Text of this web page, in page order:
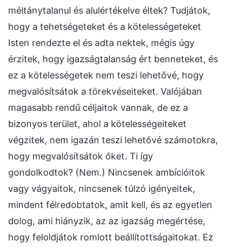
méltánytalanul és alulértékelve éltek? Tudjátok,
hogy a tehetségeteket és a kötelességeteket
Isten rendezte el és adta nektek, mégis úgy
érzitek, hogy igazságtalanság ért benneteket, és
ez a kötelességetek nem teszi lehetővé, hogy
megvalósítsátok a törekvéseiteket. Valójában
magasabb rendű céljaitok vannak, de ez a
bizonyos terület, ahol a kötelességeiteket
végzitek, nem igazán teszi lehetővé számotokra,
hogy megvalósítsátok őket. Ti így
gondolkodtok? (Nem.) Nincsenek ambícióitok
vagy vágyaitok, nincsenek túlzó igényeitek,
mindent félredobtatok, amit kell, és az egyetlen
dolog, ami hiányzik, az az igazság megértése,
hogy feloldjátok romlott beállítottságaitokat. Ez